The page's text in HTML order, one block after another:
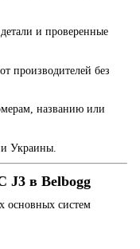
и проверенные
производителей без
названию или
Украины.
J3 в Belbogg
основных систем